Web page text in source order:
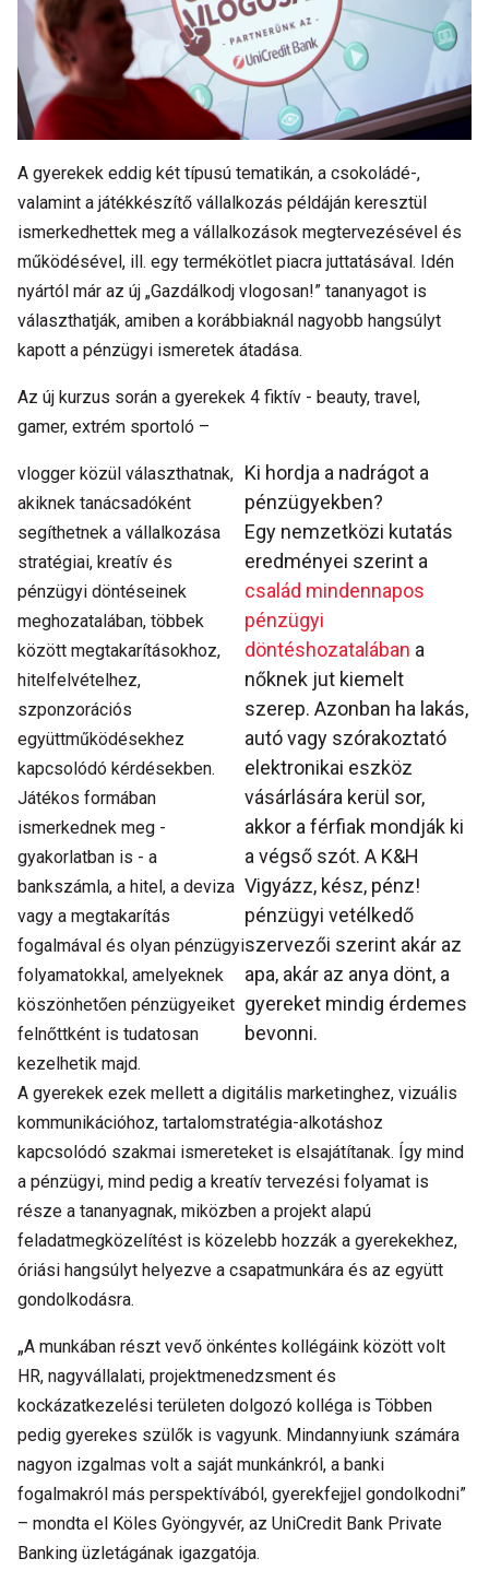
A gyerekek eddig két típusú tematikán, a csokoládé-,
valamint a játékkészítő vállalkozás példáján keresztül
ismerkedhettek meg a vállalkozások megtervezésével és
működésével, ill. egy termékötlet piacra juttatásával. Idén
nyártól már az új „Gazdálkodj vlogosan!” tananyagot is
választhatják, amiben a korábbiaknál nagyobb hangsúlyt
kapott a pénzügyi ismeretek átadása.
Az új kurzus során a gyerekek 4 fiktív - beauty, travel,
gamer, extrém sportoló –
Ki hordja a nadrágot a
pénzügyekben?
Egy nemzetközi kutatás
eredményei szerint a
család mindennapos
pénzügyi
döntéshozatalában a
nőknek jut kiemelt
szerep. Azonban ha lakás,
autó vagy szórakoztató
elektronikai eszköz
vásárlására kerül sor,
akkor a férfiak mondják ki
a végső szót. A K&H
Vigyázz, kész, pénz!
pénzügyi vetélkedő
szervezői szerint akár az
apa, akár az anya dönt, a
gyereket mindig érdemes
bevonni.
vlogger közül választhatnak,
akiknek tanácsadóként
segíthetnek a vállalkozása
stratégiai, kreatív és
pénzügyi döntéseinek
meghozatalában, többek
között megtakarításokhoz,
hitelfelvételhez,
szponzorációs
együttműködésekhez
kapcsolódó kérdésekben.
Játékos formában
ismerkednek meg -
gyakorlatban is - a
bankszámla, a hitel, a deviza
vagy a megtakarítás
fogalmával és olyan pénzügyi
folyamatokkal, amelyeknek
köszönhetően pénzügyeiket
felnőttként is tudatosan
kezelhetik majd.
A gyerekek ezek mellett a digitális marketinghez, vizuális
kommunikációhoz, tartalomstratégia-alkotáshoz
kapcsolódó szakmai ismereteket is elsajátítanak. Így mind
a pénzügyi, mind pedig a kreatív tervezési folyamat is
része a tananyagnak, miközben a projekt alapú
feladatmegközelítést is közelebb hozzák a gyerekekhez,
óriási hangsúlyt helyezve a csapatmunkára és az együtt
gondolkodásra.
„A munkában részt vevő önkéntes kollégáink között volt
HR, nagyvállalati, projektmenedzsment és
kockázatkezelési területen dolgozó kolléga is Többen
pedig gyerekes szülők is vagyunk. Mindannyiunk számára
nagyon izgalmas volt a saját munkánkról, a banki
fogalmakról más perspektívából, gyerekfejjel gondolkodni”
– mondta el Köles Gyöngyvér, az UniCredit Bank Private
Banking üzletágának igazgatója.